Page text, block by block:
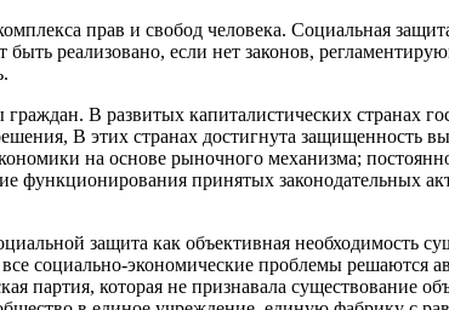
прав и свобод че­ловека. Социальная
реализовано, если нет законов,
В развитых капиталисти­ческих странах
В этих странах достигнута защищенность
на основе рыночного механизма;
функционирования принятых законо­дательных
защита как объективная необходимость
социально-экономические про­блемы решаются
которая не признавала существование